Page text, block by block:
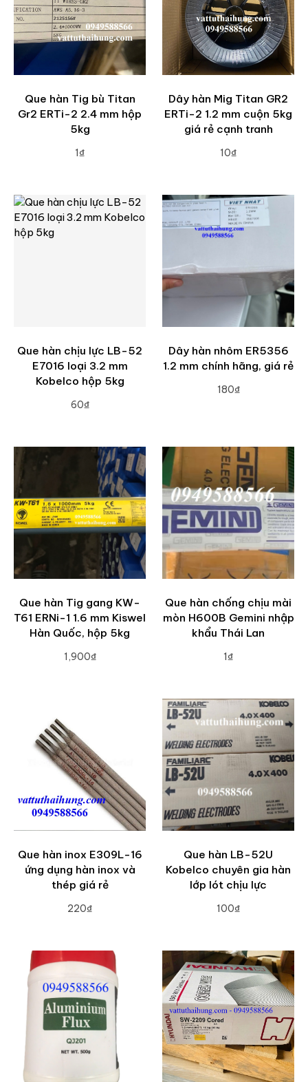
Que hàn Tig bù Titan
Gr2 ERTi-2 2.4 mm hộp
5kg
1₫
Dây hàn Mig Titan GR2
ERTi-2 1.2 mm cuộn 5kg
giá rẻ cạnh tranh
10₫
Que hàn chịu lực LB-52
E7016 loại 3.2 mm
Kobelco hộp 5kg
60₫
Dây hàn nhôm ER5356
1.2 mm chính hãng, giá rẻ
180₫
Que hàn Tig gang KW-
T61 ERNi-1 1.6 mm Kiswel
Hàn Quốc, hộp 5kg
1,900₫
Que hàn chống chịu mài
mòn H600B Gemini nhập
khẩu Thái Lan
1₫
Que hàn inox E309L-16
ứng dụng hàn inox và
thép giá rẻ
220₫
Que hàn LB-52U
Kobelco chuyên gia hàn
lớp lót chịu lực
100₫